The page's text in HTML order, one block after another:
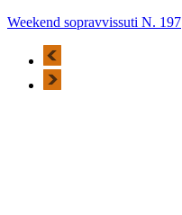
Weekend sopravvissuti N. 197